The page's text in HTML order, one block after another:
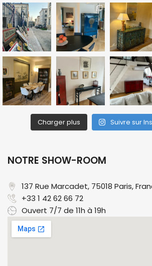
Charger plus Suivre sur
NOTRE SHOW-ROOM
137 Rue Marcadet, 75018 Paris,
+33 1 42 62 66 72
Ouvert 7/7 de 11h à 19h